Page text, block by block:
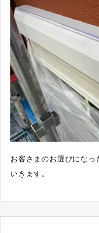
お客さまのお選びになっ
いきます。